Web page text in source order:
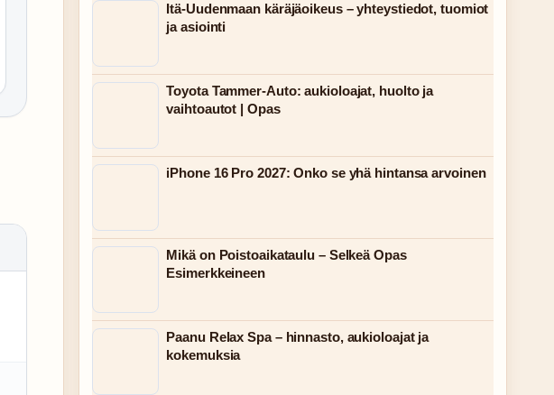
Itä-Uudenmaan käräjäoikeus – yhteystiedot, tuomiot
ja asiointi
Toyota Tammer-Auto: aukioloajat, huolto ja
vaihtoautot | Opas
iPhone 16 Pro 2027: Onko se yhä hintansa arvoinen
Mikä on Poistoaikataulu – Selkeä Opas
Esimerkkeineen
Paanu Relax Spa – hinnasto, aukioloajat ja
kokemuksia